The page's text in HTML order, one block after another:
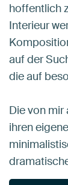
hoffentlich
Interieur
auf der
die auf
Die von mir
ihren